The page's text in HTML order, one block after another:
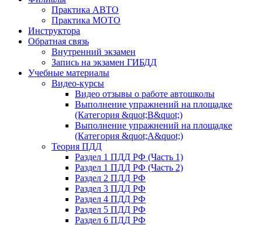
Практика АВТО
Практика МОТО
Инструктора
Обратная связь
Внутренний экзамен
Запись на экзамен ГИБДД
Учебные материалы
Видео-курсы
Видео отзывы о работе автошколы
Выполнение упражнений на площадке
(Категория &quot;В&quot;)
Выполнение упражнений на площадке
(Категория &quot;А&quot;)
Теория ПДД
Раздел 1 ПДД РФ (Часть 1)
Раздел 1 ПДД РФ (Часть 2)
Раздел 2 ПДД РФ
Раздел 3 ПДД РФ
Раздел 4 ПДД РФ
Раздел 5 ПДД РФ
Раздел 6 ПДД РФ